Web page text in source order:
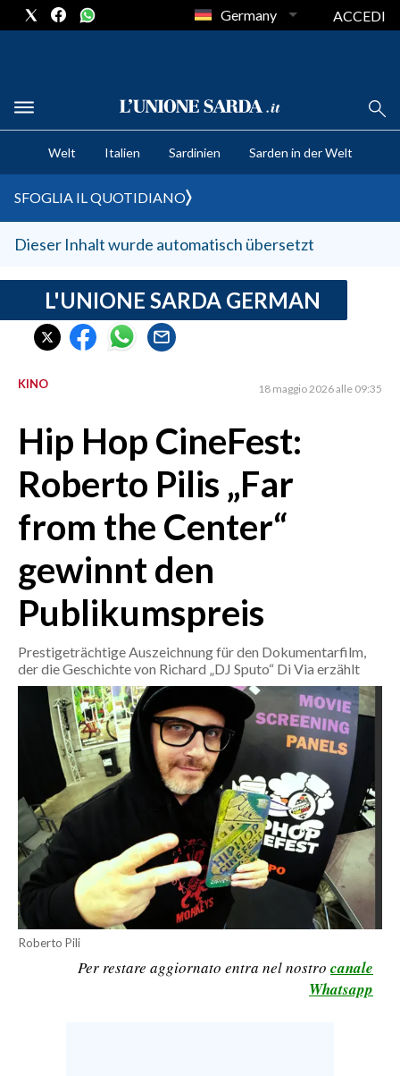
CRONACA SARDEGNA
CAGLIARI
SULCIS IGLESIENTE
MEDIO CAMPIDANO
SASSARI E PROVINCIA
GALLURA
NUORO E PROVINCIA
CRONACA
ITALIA
MONDO
POLITICA
ECONOMIA
SERVIZI ALLE IMPRESE
LAVORO
SPORT IN SARDEGNA
RISULTATI E CLASSIFICHE
CALCIO
CALCIO REGIONALE
BASKET
VOLLEY
MOTORI
Germany ACCEDI
Welt Italien Sardinien Sarden in der Welt
SFOGLIA IL QUOTIDIANO
Dieser Inhalt wurde automatisch übersetzt
L'UNIONE SARDA GERMAN
KINO 18 maggio 2026 alle 09:35
Hip Hop CineFest:
Roberto Pilis „Far
from the Center“
gewinnt den
Publikumspreis
Prestigeträchtige Auszeichnung für den Dokumentarfilm,
der die Geschichte von Richard „DJ Sputo“ Di Via erzählt
Roberto Pili
Per restare aggiornato entra nel nostro canale
Whatsapp